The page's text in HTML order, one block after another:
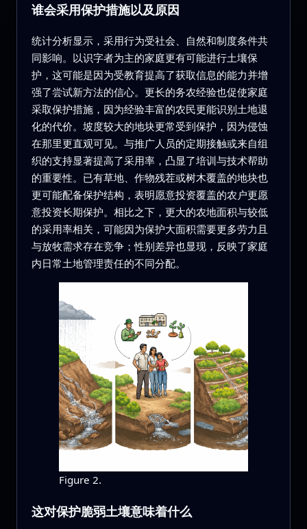
谁会采用保护措施以及原因
统计分析显示，采用行为受社会、自然和制度条件共
同影响。以识字者为主的家庭更有可能进行土壤保
护，这可能是因为受教育提高了获取信息的能力并增
强了尝试新方法的信心。更长的务农经验也促使家庭
采取保护措施，因为经验丰富的农民更能识别土地退
化的代价。坡度较大的地块更常受到保护，因为侵蚀
在那里更直观可见。与推广人员的定期接触或来自组
织的支持显著提高了采用率，凸显了培训与技术帮助
的重要性。已有草地、作物残茬或树木覆盖的地块也
更可能配备保护结构，表明愿意投资覆盖的农户更愿
意投资长期保护。相比之下，更大的农地面积与较低
的采用率相关，可能因为保护大面积需要更多劳力且
与放牧需求存在竞争；性别差异也显现，反映了家庭
内日常土地管理责任的不同分配。
Figure 2.
这对保护脆弱土壤意味着什么